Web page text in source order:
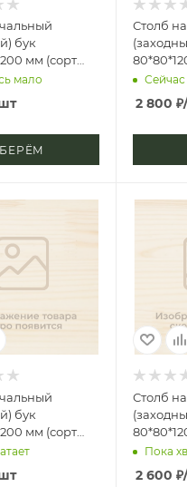
бук
мм (сорт
мало
БЕРЁМ
Столб
Экстра)
2 800 ₽
бук
мм (сорт
колец
Столб
Экстра)
Пока
2 600 ₽